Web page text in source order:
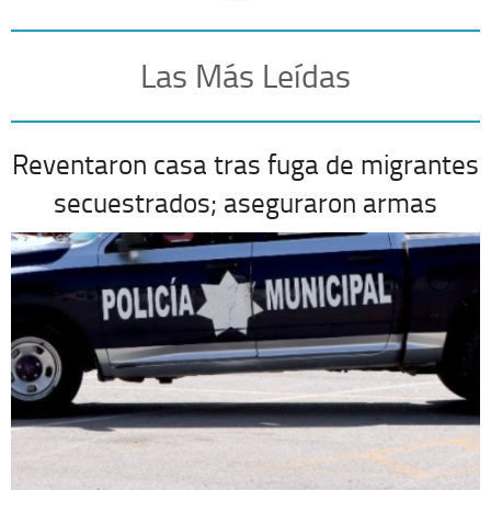
Las Más Leídas
Reventaron casa tras fuga de migrantes
secuestrados; aseguraron armas